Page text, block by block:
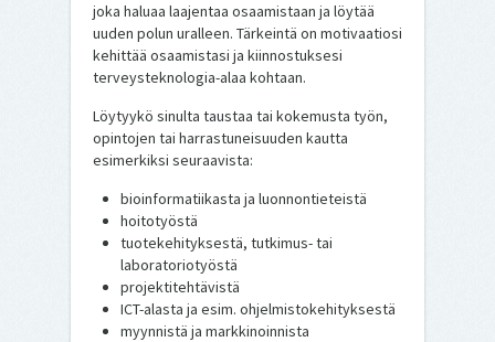
joka haluaa laajentaa osaamistaan ja löytää
uuden polun uralleen. Tärkeintä on motivaatiosi
kehittää osaamistasi ja kiinnostuksesi
terveysteknologia-alaa kohtaan.
Löytyykö sinulta taustaa tai kokemusta työn,
opintojen tai harrastuneisuuden kautta
esimerkiksi seuraavista:
bioinformatiikasta ja luonnontieteistä
hoitotyöstä
tuotekehityksestä, tutkimus- tai
laboratoriotyöstä
projektitehtävistä
ICT-alasta ja esim. ohjelmistokehityksestä
myynnistä ja markkinoinnista